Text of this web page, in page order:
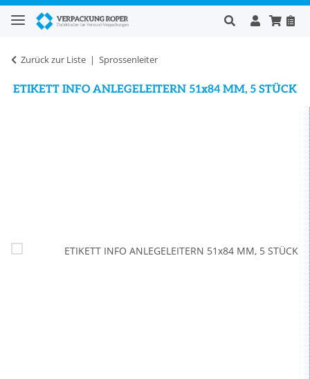
Zurück zur Liste Sprossenleiter
ETIKETT INFO ANLEGELEITERN 51x84 MM, 5 STÜCK